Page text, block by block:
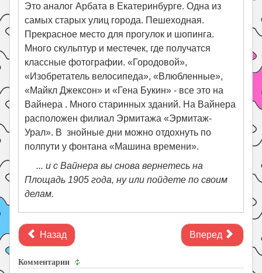
Это аналог Арбата в Екатеринбурге. Одна из
самых старых улиц города. Пешеходная.
Прекрасное место для прогулок и шопинга.
Много скульптур и местечек, где получатся
классные фотографии. «Городовой»,
«Изобретатель велосипеда», «Влюбленные»,
«Майкл Джексон» и «Гена Букин» - все это на
Вайнера . Много старинных зданий. На Вайнера
расположен филиал Эрмитажа «Эрмитаж-
Урал». В знойные дни можно отдохнуть по
полпути у фонтана «Машина времени».
... и с Вайнера вы снова вернетесь на
Площадь 1905 года, ну или пойдете по своим
делам.
Назад Вперед
Комментарии